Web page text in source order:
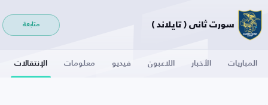
سورت ثاني ( تايلاند ) متابعة
المباريات الأخبار اللاعبون فيديو معلومات الإنتقالات